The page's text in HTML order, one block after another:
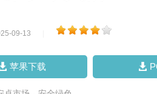
09-13
苹果下载